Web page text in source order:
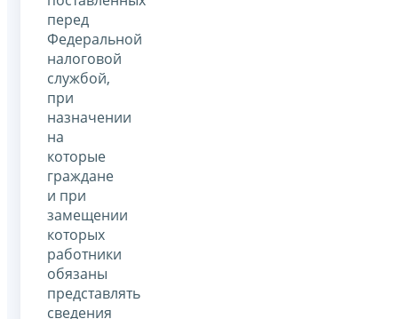
перед
Федеральной
налоговой
службой,
при
назначении
на
которые
граждане
и при
замещении
которых
работники
обязаны
представлять
сведения